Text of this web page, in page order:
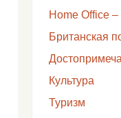
Home Office
Британская
Культура
Туризм